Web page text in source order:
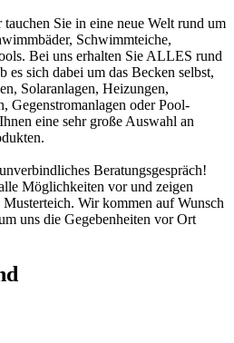
Sie in eine neue Welt rund um
Schwimmteiche,
Bei uns erhalten Sie ALLES rund
sich dabei um das Becken selbst,
Solaranlagen, Heizungen,
Gegenstromanlagen oder Pool-
eine sehr große Auswahl an
Beratungsgespräch!
Möglichkeiten vor und zeigen
Wir kommen auf Wunsch
uns die Gegebenheiten vor Ort